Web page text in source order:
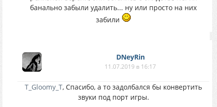
банально забыли удалить... ну или просто на них
забили
DNeyRin
11.07.2019 в 16:17
T_Gloomy_T, Спасибо, а то задолбался бы конвертить
звуки под порт игры.